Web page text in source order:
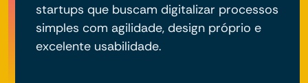
startups que buscam digitalizar processos
simples com agilidade, design próprio e
excelente usabilidade.